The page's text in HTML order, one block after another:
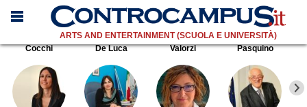
ARTS AND ENTERTAINMENT (SCUOLA E UNIVERSITÀ)
Cocchi
De Luca Valorzi Pasquino